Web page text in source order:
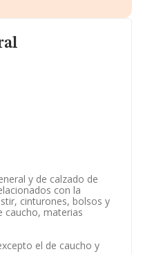
y de calzado de
con la
cinturones, bolsos y
caucho, materias
el de caucho y
complementaria.